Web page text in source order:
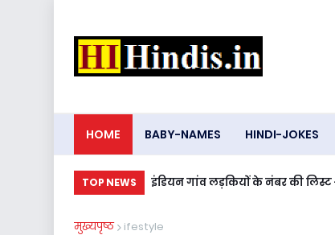
HOME BABY-NAMES HINDI-JOKES
TOP NEWS इंडियन गांव लड़कियों के नंबर की
मुख्यपृष्ठ ifestyle